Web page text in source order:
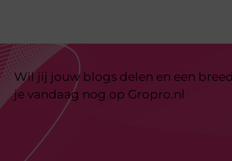
Wil jij jouw blogs delen en een
je vandaag nog op Gropro.nl